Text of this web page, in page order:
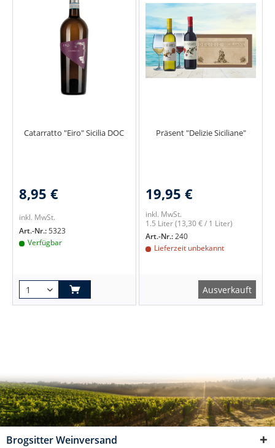
Catarratto "Eiro" Sicilia DOC
8,95 €
inkl. MwSt.
Art.-Nr.:5323
Verfügbar
Präsent "Delizie Siciliane"
19,95 €
inkl. MwSt.
1.5 Liter(13,30 € / 1 Liter)
Art.-Nr.:240
Lieferzeit unbekannt
Ausverkauft
Brogsitter Weinversand